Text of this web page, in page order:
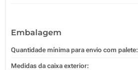
Embalagem
Quantidade mínima para envio com palete:
Medidas da caixa exterior: